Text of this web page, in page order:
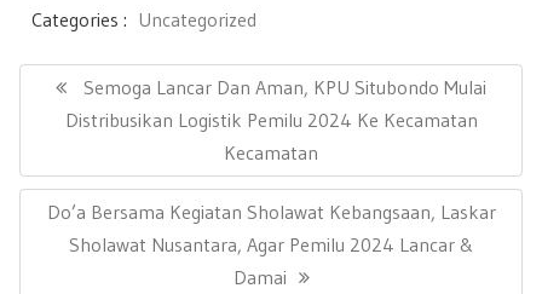
e
b
oo
k
tt
er
ail at
s
A
p
p
e
Categories : Uncategorized
a
P
R
V
I
O
Semoga Lancar Dan Aman, KPU Situbondo Mulai
Distribusikan Logistik Pemilu 2024 Ke Kecamatan
Kecamatan
N
Do’a Bersama Kegiatan Sholawat Kebangsaan, Laskar
Sholawat Nusantara, Agar Pemilu 2024 Lancar &
Damai